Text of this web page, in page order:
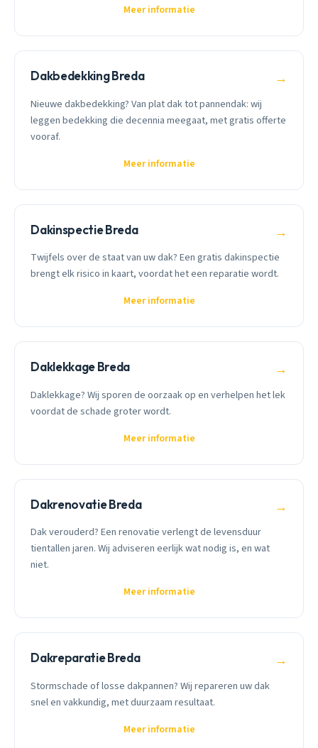
Meer informatie
Dakbedekking Breda →
Nieuwe dakbedekking? Van plat dak tot pannendak: wij
leggen bedekking die decennia meegaat, met gratis offerte
vooraf.
Meer informatie
Dakinspectie Breda →
Twijfels over de staat van uw dak? Een gratis dakinspectie
brengt elk risico in kaart, voordat het een reparatie wordt.
Meer informatie
Daklekkage Breda →
Daklekkage? Wij sporen de oorzaak op en verhelpen het lek
voordat de schade groter wordt.
Meer informatie
Dakrenovatie Breda →
Dak verouderd? Een renovatie verlengt de levensduur
tientallen jaren. Wij adviseren eerlijk wat nodig is, en wat
niet.
Meer informatie
Dakreparatie Breda →
Stormschade of losse dakpannen? Wij repareren uw dak
snel en vakkundig, met duurzaam resultaat.
Meer informatie